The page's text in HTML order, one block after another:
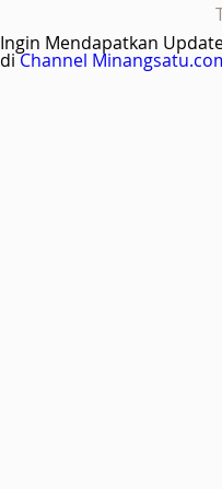
Ingin Mendapatkan
diChannel